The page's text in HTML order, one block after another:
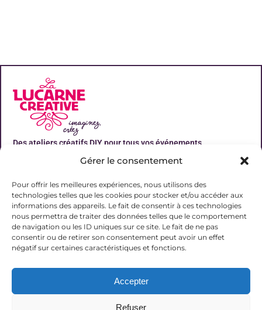
Gérer le consentement
Pour offrir les meilleures expériences, nous utilisons des
technologies telles que les cookies pour stocker et/ou accéder aux
informations des appareils. Le fait de consentir à ces technologies
nous permettra de traiter des données telles que le comportement
de navigation ou les ID uniques sur ce site. Le fait de ne pas
consentir ou de retirer son consentement peut avoir un effet
négatif sur certaines caractéristiques et fonctions.
Accepter
Refuser
Des ateliers créatifs DIY pour tous vos événements
Liens utiles
Contact
06 31 19 51 92
77700 Magny le Hongre